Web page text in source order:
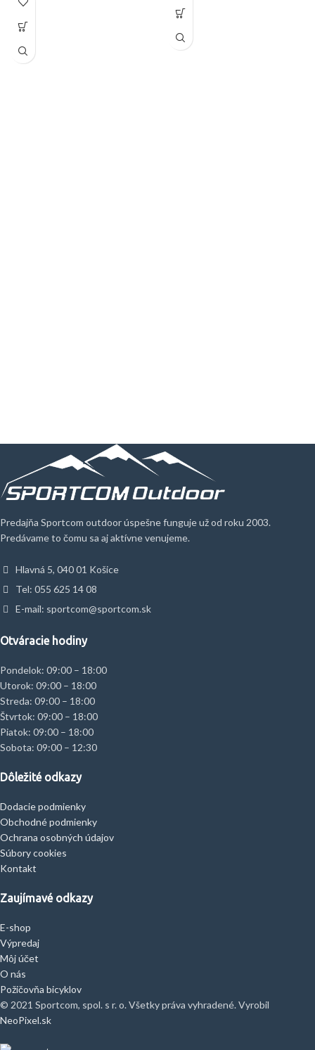
Predajňa Sportcom outdoor úspešne funguje už od roku 2003.
Predávame to čomu sa aj aktívne venujeme.
Hlavná 5, 040 01 Košice
Tel: 055 625 14 08
E-mail: sportcom@sportcom.sk
Otváracie hodiny
Pondelok: 09:00 – 18:00
Utorok: 09:00 – 18:00
Streda: 09:00 – 18:00
Štvrtok: 09:00 – 18:00
Piatok: 09:00 – 18:00
Sobota: 09:00 – 12:30
Dôležité odkazy
Dodacie podmienky
Obchodné podmienky
Ochrana osobných údajov
Súbory cookies
Kontakt
Zaujímavé odkazy
E-shop
Výpredaj
Môj účet
O nás
Požičovňa bicyklov
© 2021 Sportcom, spol. s r. o. Všetky práva vyhradené. Vyrobil
NeoPixel.sk